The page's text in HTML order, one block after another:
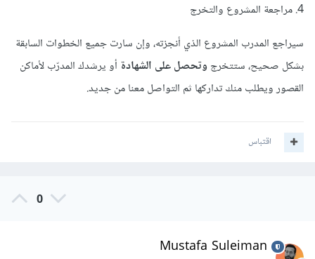
4. مراجعة المشروع والتخرج
سيراجع المدرب المشروع الذي أنجزته، وإن سارت جميع الخطوات السابقة
بشكل صحيح، ستتخرج وتحصل على الشهادةأو يرشدك المدرّب لأماكن
القصور ويطلب منك تداركها ثم التواصل معنا من جديد.
اقتباس
0
Mustafa Suleiman